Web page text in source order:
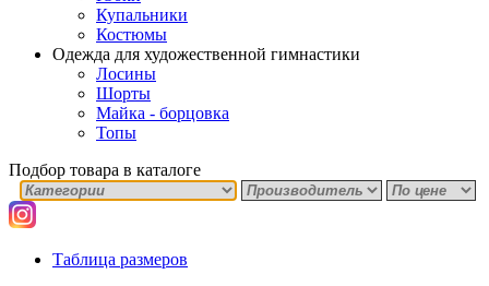
Купальники
Костюмы
Одежда для художественной гимнастики
Лосины
Шорты
Майка - борцовка
Топы
Подбор товара в каталоге
Таблица размеров